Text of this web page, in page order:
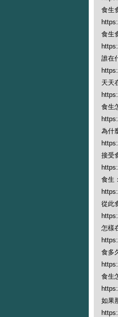
食生
食生
誰在
天天
食生
為什
接受
食生
從此
怎樣
食多
食生
如果